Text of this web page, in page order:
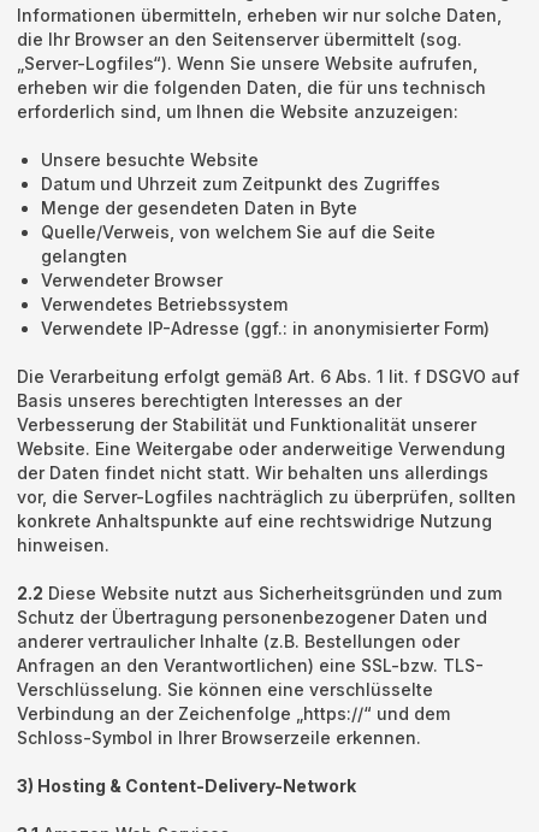
Informationen übermitteln, erheben wir nur solche Daten,
die Ihr Browser an den Seitenserver übermittelt (sog.
„Server-Logfiles“). Wenn Sie unsere Website aufrufen,
erheben wir die folgenden Daten, die für uns technisch
erforderlich sind, um Ihnen die Website anzuzeigen:
Unsere besuchte Website
Datum und Uhrzeit zum Zeitpunkt des Zugriffes
Menge der gesendeten Daten in Byte
Quelle/Verweis, von welchem Sie auf die Seite
gelangten
Verwendeter Browser
Verwendetes Betriebssystem
Verwendete IP-Adresse (ggf.: in anonymisierter Form)
Die Verarbeitung erfolgt gemäß Art. 6 Abs. 1 lit. f DSGVO auf
Basis unseres berechtigten Interesses an der
Verbesserung der Stabilität und Funktionalität unserer
Website. Eine Weitergabe oder anderweitige Verwendung
der Daten findet nicht statt. Wir behalten uns allerdings
vor, die Server-Logfiles nachträglich zu überprüfen, sollten
konkrete Anhaltspunkte auf eine rechtswidrige Nutzung
hinweisen.
2.2 Diese Website nutzt aus Sicherheitsgründen und zum
Schutz der Übertragung personenbezogener Daten und
anderer vertraulicher Inhalte (z.B. Bestellungen oder
Anfragen an den Verantwortlichen) eine SSL-bzw. TLS-
Verschlüsselung. Sie können eine verschlüsselte
Verbindung an der Zeichenfolge „https://“ und dem
Schloss-Symbol in Ihrer Browserzeile erkennen.
3) Hosting & Content-Delivery-Network